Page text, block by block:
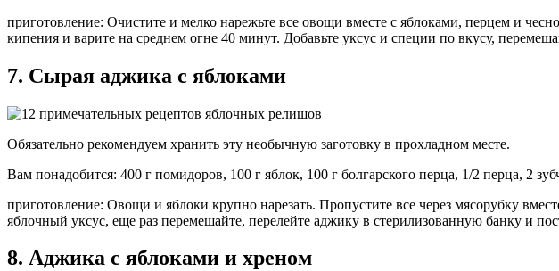
приготовление: Очистите и мелко нарежьте все овощи вместе с яблоками, перцем и
кипения и варите на среднем огне 40 минут. Добавьте уксус и специи по вкусу,
7. Сырая аджика с яблоками
Обязательно рекомендуем хранить эту необычную заготовку в прохладном месте.
Вам понадобится: 400 г помидоров, 100 г яблок, 100 г болгарского перца, 1/2 перца, 2
приготовление: Овощи и яблоки крупно нарезать. Пропустите все через мясорубку
яблочный уксус, еще раз перемешайте, перелейте аджику в стерилизованную банку и
8. Аджика с яблоками и хреном